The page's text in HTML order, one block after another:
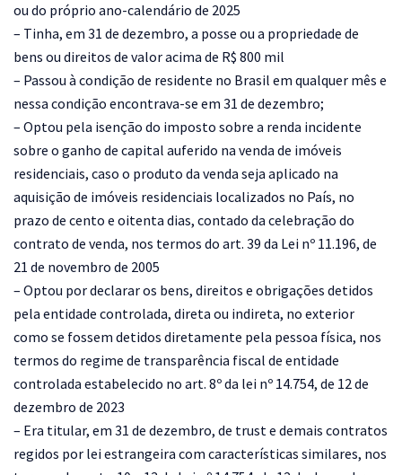
ou do próprio ano-calendário de 2025
– Tinha, em 31 de dezembro, a posse ou a propriedade de
bens ou direitos de valor acima de R$ 800 mil
– Passou à condição de residente no Brasil em qualquer mês e
nessa condição encontrava-se em 31 de dezembro;
– Optou pela isenção do imposto sobre a renda incidente
sobre o ganho de capital auferido na venda de imóveis
residenciais, caso o produto da venda seja aplicado na
aquisição de imóveis residenciais localizados no País, no
prazo de cento e oitenta dias, contado da celebração do
contrato de venda, nos termos do art. 39 da Lei nº 11.196, de
21 de novembro de 2005
– Optou por declarar os bens, direitos e obrigações detidos
pela entidade controlada, direta ou indireta, no exterior
como se fossem detidos diretamente pela pessoa física, nos
termos do regime de transparência fiscal de entidade
controlada estabelecido no art. 8º da lei nº 14.754, de 12 de
dezembro de 2023
– Era titular, em 31 de dezembro, de trust e demais contratos
regidos por lei estrangeira com características similares, nos